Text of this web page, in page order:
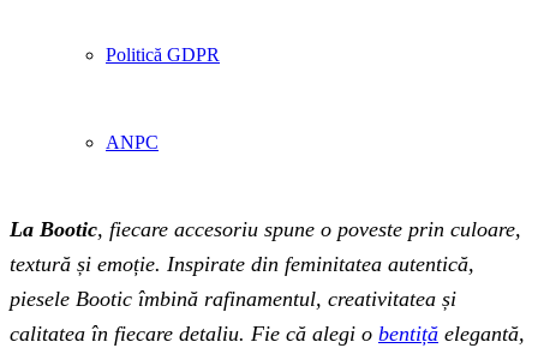
Politică GDPR
ANPC
La Bootic, fiecare accesoriu spune o poveste prin culoare,
textură și emoție. Inspirate din feminitatea autentică,
piesele Bootic îmbină rafinamentul, creativitatea și
calitatea în fiecare detaliu. Fie că alegi o bentiță elegantă,